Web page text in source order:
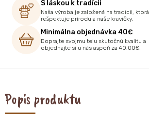
S láskou k tradícii
Naša výroba je založená na tradícii, ktorá
rešpektuje prírodu a naše kravičky.
Minimálna objednávka 40€
Doprajte svojmu telu skutočnú kvalitu a
objednajte si u nás aspoň za 40,00€.
Popis produktu